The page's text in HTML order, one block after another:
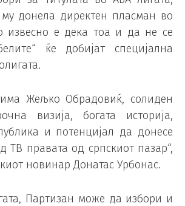
донела директен пласман во
извесно е дека тоа и да не се
ќе добијат специјална
Жељко Обрадовиќ, солиден
визија, богата историја,
и потенцијал да донесе
ТВ правата од српскиот пазар“,
новинар Донатас Урбонас.
Партизан може да избори и